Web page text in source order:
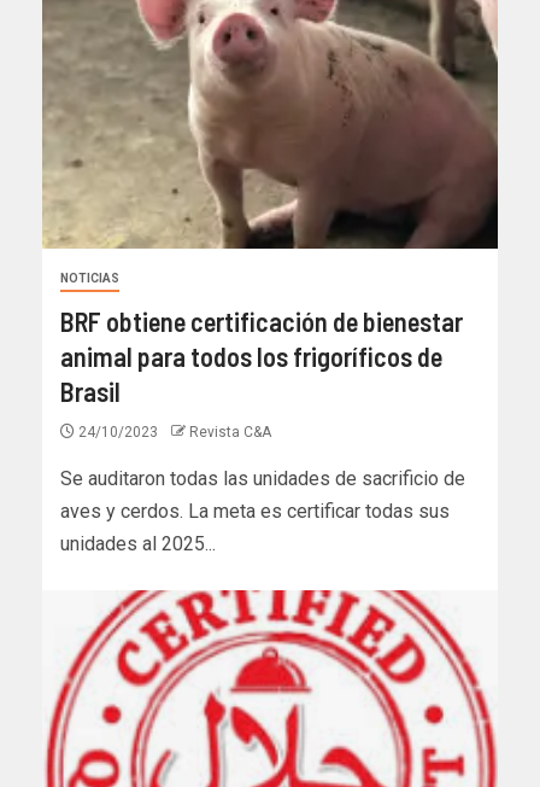
NOTICIAS
BRF obtiene certificación de bienestar
animal para todos los frigoríficos de
Brasil
24/10/2023 Revista C&A
Se auditaron todas las unidades de sacrificio de
aves y cerdos. La meta es certificar todas sus
unidades al 2025...